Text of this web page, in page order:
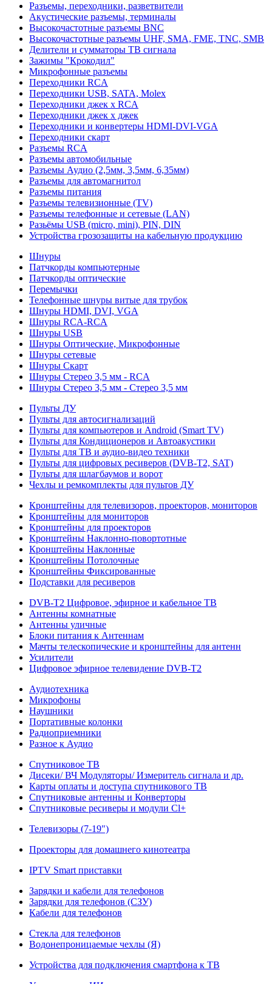
Разъемы, переходники, разветвители
Акустические разъемы, терминалы
Высокочастотные разъемы BNC
Высокочастотные разъемы UHF, SMA, FME, TNC, SMB
Делители и сумматоры ТВ сигнала
Зажимы "Крокодил"
Микрофонные разъемы
Переходники RCA
Переходники USB, SATA, Molex
Переходники джек х RCA
Переходники джек х джек
Переходники и конвертеры HDMI-DVI-VGA
Переходники скарт
Разъемы RCA
Разъемы автомобильные
Разъемы Аудио (2,5мм, 3,5мм, 6,35мм)
Разъемы для автомагнитол
Разъемы питания
Разъемы телевизионные (TV)
Разъемы телефонные и сетевые (LAN)
Разьёмы USB (micro, mini), PIN, DIN
Устройства грозозащиты на кабельную продукцию
Шнуры
Патчкорды компьютерные
Патчкорды оптические
Перемычки
Телефонные шнуры витые для трубок
Шнуры HDMI, DVI, VGA
Шнуры RCA-RCA
Шнуры USB
Шнуры Оптические, Микрофонные
Шнуры сетевые
Шнуры Скарт
Шнуры Стерео 3,5 мм - RCA
Шнуры Стерео 3,5 мм - Стерео 3,5 мм
Пульты ДУ
Пульты для автосигнализаций
Пульты для компьютеров и Android (Smart TV)
Пульты для Кондиционеров и Автоакустики
Пульты для ТВ и аудио-видео техники
Пульты для цифровых ресиверов (DVB-T2, SAT)
Пульты для шлагбаумов и ворот
Чехлы и ремкомплекты для пультов ДУ
Кронштейны для телевизоров, проекторов, мониторов
Кронштейны для мониторов
Кронштейны для проекторов
Кронштейны Наклонно-повортотные
Кронштейны Наклонные
Кронштейны Потолочные
Кронштейны Фиксированные
Подставки для ресиверов
DVB-T2 Цифровое, эфирное и кабельное ТВ
Антенны комнатные
Антенны уличные
Блоки питания к Антеннам
Мачты телескопические и кронштейны для антенн
Усилители
Цифровое эфирное телевидение DVB-Т2
Аудиотехника
Микрофоны
Наушники
Портативные колонки
Радиоприемники
Разное к Аудио
Спутниковое ТВ
Дисеки/ ВЧ Модуляторы/ Измеритель сигнала и др.
Карты оплаты и доступа спутникового ТВ
Спутниковые антенны и Конверторы
Спутниковые ресиверы и модули Cl+
Телевизоры (7-19")
Проекторы для домашнего кинотеатра
IPTV Smart приставки
Зарядки и кабели для телефонов
Зарядки для телефонов (СЗУ)
Кабели для телефонов
Стекла для телефонов
Водонепроницаемые чехлы (Я)
Устройства для подключения смартфона к ТВ